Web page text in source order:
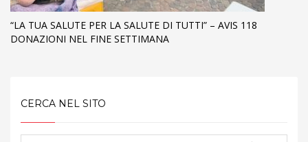
“LA TUA SALUTE PER LA SALUTE DI TUTTI” – AVIS 118
DONAZIONI NEL FINE SETTIMANA
CERCA NEL SITO